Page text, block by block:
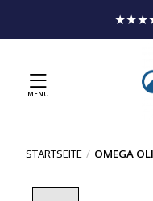
MENU
STARTSEITE / OMEGA